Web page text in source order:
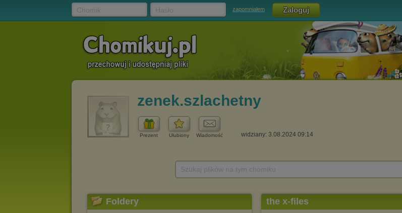
zapomniałem
zenek.szlachetny
Prezent Ulubiony Wiadomość widziany: 3.08.2024 09:14
Foldery the x-files